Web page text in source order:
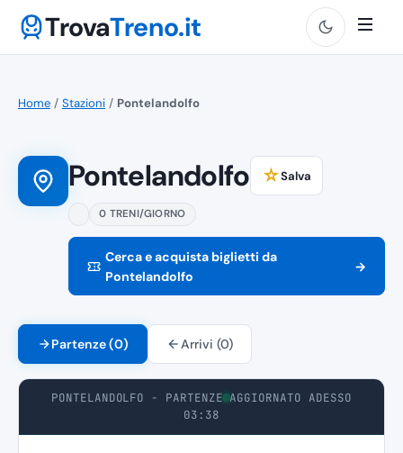
TrovaTreno.it
Home / Stazioni / Pontelandolfo
Pontelandolfo ☆Salva
0 TRENI/GIORNO
Cerca e acquista biglietti da
Pontelandolfo
→
Partenze (0) Arrivi (0)
PONTELANDOLFO - PARTENZE AGGIORNATO ADESSO
03:38